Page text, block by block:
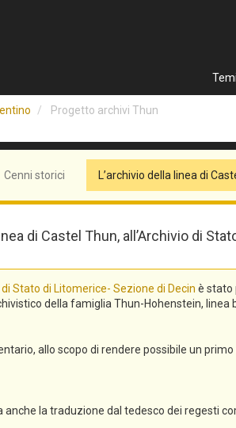
Temi
Progetto archivi Thun
Cenni storici L’archivio della linea di
di Castel Thun, all’Archivio di
di Stato di Litomerice- Sezione di Decin è stato
della famiglia Thun-Hohenstein, linea
allo scopo di rendere possibile un
la traduzione dal tedesco dei regesti